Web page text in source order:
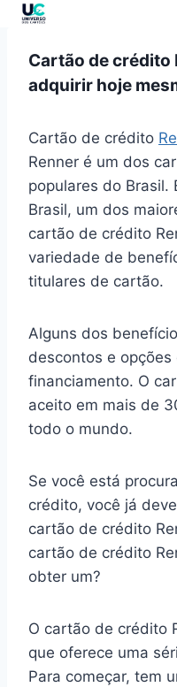
Cartão de crédito
adquirir hoje
Cartão de crédito
Renner é um dos
populares do Brasil.
Brasil, um dos
cartão de crédito
variedade de
titulares de cartão.
Alguns dos
descontos e opções
financiamento. O
aceito em mais de
todo o mundo.
Se você está
crédito, você já
cartão de crédito
cartão de crédito
obter um?
O cartão de crédito
que oferece uma
Para começar, tem